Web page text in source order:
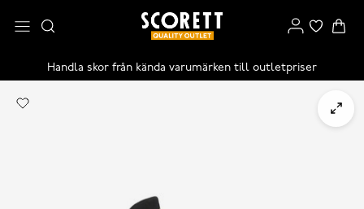
Handla skor från kända varumärken till outletpriser